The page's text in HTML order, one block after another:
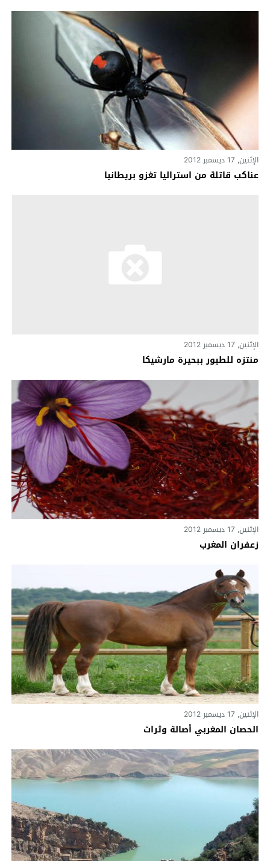
الإثنين, 17 ديسمبر 2012
عناكب قاتلة من استراليا تغزو بريطانيا
الإثنين, 17 ديسمبر 2012
منتزه للطيور ببحيرة مارشيكا
الإثنين, 17 ديسمبر 2012
زعفران المغرب
الإثنين, 17 ديسمبر 2012
الحصان المغربي أصالة وثراث